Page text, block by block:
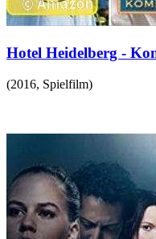
Hotel Heidelberg -
(2016, Spielfilm)